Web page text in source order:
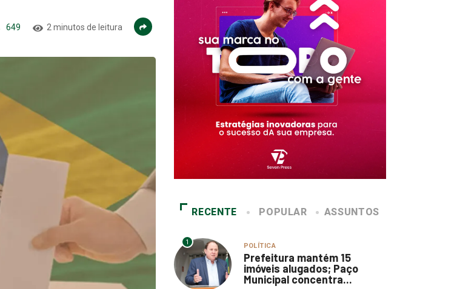
649 2 minutos de leitura
RECENTE POPULAR ASSUNTOS
1 POLÍTICA
Prefeitura mantém 15
imóveis alugados; Paço
Municipal concentra...